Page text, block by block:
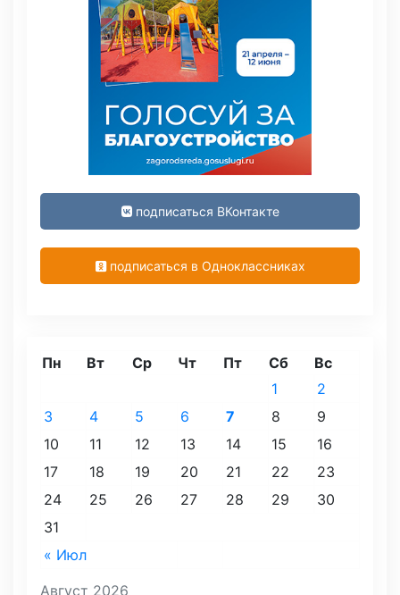
подписаться ВКонтакте
подписаться в Одноклассниках
Август 2026
Пн Вт Ср Чт Пт Сб Вс
« Июл
1
2
3
4 5 6 7 8
9
10
11 12 13 14 15
16
17
18 19 20 21 22
23
24
25 26 27 28 29
30
31